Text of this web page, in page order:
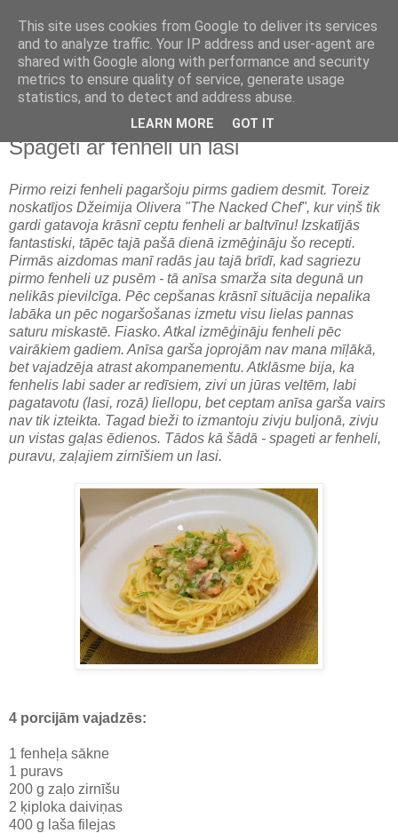
ceturtdiena, 2016. gada 11. februāris
Spageti ar fenheli un lasi
Pirmo reizi fenheli pagaršoju pirms gadiem desmit. Toreiz
noskatījos Džeimija Olivera "The Nacked Chef", kur viņš tik
gardi gatavoja krāsnī ceptu fenheli ar baltvīnu! Izskatījās
fantastiski, tāpēc tajā pašā dienā izmēģināju šo recepti.
Pirmās aizdomas manī radās jau tajā brīdī, kad sagriezu
pirmo fenheli uz pusēm - tā anīsa smarža sita degunā un
nelikās pievilcīga. Pēc cepšanas krāsnī situācija nepalika
labāka un pēc nogaršošanas izmetu visu lielas pannas
saturu miskastē. Fiasko. Atkal izmēģināju fenheli pēc
vairākiem gadiem. Anīsa garša joprojām nav mana mīļākā,
bet vajadzēja atrast akompanementu. Atklāsme bija, ka
fenhelis labi sader ar redīsiem, zivi un jūras veltēm, labi
pagatavotu (lasi, rozā) liellopu, bet ceptam anīsa garša vairs
nav tik izteikta. Tagad bieži to izmantoju zivju buljonā, zivju
un vistas gaļas ēdienos. Tādos kā šādā - spageti ar fenheli,
puravu, zaļajiem zirnīšiem un lasi.
4 porcijām vajadzēs:
1 fenheļa sākne
1 puravs
200 g zaļo zirnīšu
2 ķiploka daiviņas
400 g laša filejas
This site uses cookies from Google to deliver its services
and to analyze traffic. Your IP address and user-agent are
shared with Google along with performance and security
metrics to ensure quality of service, generate usage
statistics, and to detect and address abuse.
LEARN MORE GOT IT